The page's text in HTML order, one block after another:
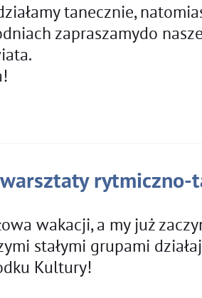
tanecznie,
zapraszamydo
rytmiczno-
wakacji, a my już
stałymi grupami
Kultury!